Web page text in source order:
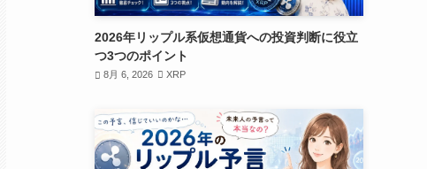
2026年リップル系仮想通貨への投資判断に役立
つ3つのポイント
8月 6, 2026 XRP